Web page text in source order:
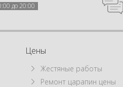
до 20:00
Цены
Жестяные работы
Ремонт царапин цены